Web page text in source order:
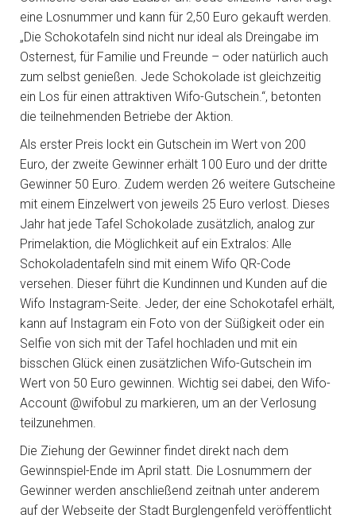
eine Losnummer und kann für 2,50 Euro gekauft werden.
„Die Schokotafeln sind nicht nur ideal als Dreingabe im
Osternest, für Familie und Freunde – oder natürlich auch
zum selbst genießen. Jede Schokolade ist gleichzeitig
ein Los für einen attraktiven Wifo-Gutschein.“, betonten
die teilnehmenden Betriebe der Aktion.
Als erster Preis lockt ein Gutschein im Wert von 200
Euro, der zweite Gewinner erhält 100 Euro und der dritte
Gewinner 50 Euro. Zudem werden 26 weitere Gutscheine
mit einem Einzelwert von jeweils 25 Euro verlost. Dieses
Jahr hat jede Tafel Schokolade zusätzlich, analog zur
Primelaktion, die Möglichkeit auf ein Extralos: Alle
Schokoladentafeln sind mit einem Wifo QR-Code
versehen. Dieser führt die Kundinnen und Kunden auf die
Wifo Instagram-Seite. Jeder, der eine Schokotafel erhält,
kann auf Instagram ein Foto von der Süßigkeit oder ein
Selfie von sich mit der Tafel hochladen und mit ein
bisschen Glück einen zusätzlichen Wifo-Gutschein im
Wert von 50 Euro gewinnen. Wichtig sei dabei, den Wifo-
Account @wifobul zu markieren, um an der Verlosung
teilzunehmen.
Die Ziehung der Gewinner findet direkt nach dem
Gewinnspiel-Ende im April statt. Die Losnummern der
Gewinner werden anschließend zeitnah unter anderem
auf der Webseite der Stadt Burglengenfeld veröffentlicht